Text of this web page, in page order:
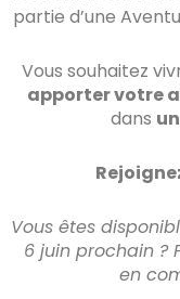
partie d’une
Vous souhaitez
apporter votre
dans
Vous êtes
6 juin prochain ?
en